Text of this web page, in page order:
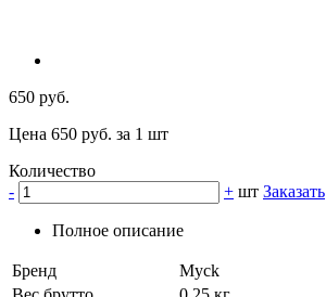
650 руб.
Цена 650 руб. за 1 шт
Количество
-
+ шт Заказать
Полное описание
Бренд
Myck